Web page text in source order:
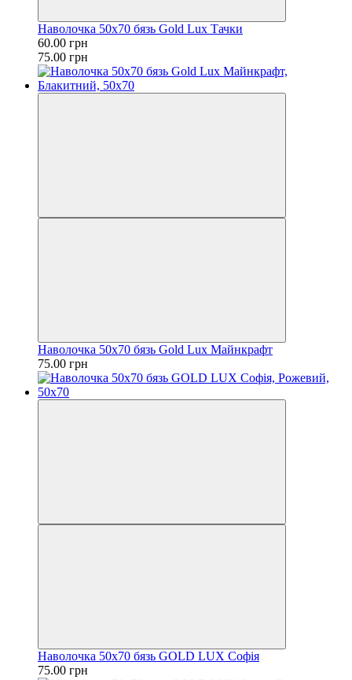
Наволочка 50х70 бязь Gold Lux Тачки
60.00 грн
75.00 грн
Наволочка 50х70 бязь Gold Lux Майнкрафт
75.00 грн
Наволочка 50х70 бязь GOLD LUX Софія
75.00 грн